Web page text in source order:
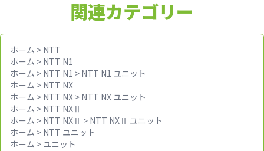
関連カテゴリー
ホーム > NTT
ホーム > NTT N1
ホーム > NTT N1 > NTT N1 ユニット
ホーム > NTT NX
ホーム > NTT NX > NTT NX ユニット
ホーム > NTT NXⅡ
ホーム > NTT NXⅡ > NTT NXⅡ ユニット
ホーム > NTT ユニット
ホーム > ユニット